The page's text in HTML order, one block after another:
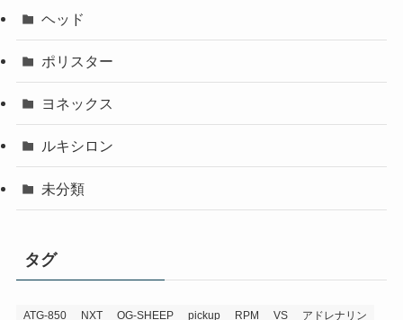
ヘッド
ポリスター
ヨネックス
ルキシロン
未分類
タグ
ATG-850 NXT OG-SHEEP pickup RPM VS
アドレナリン